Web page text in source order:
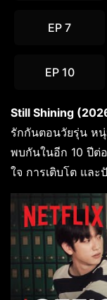
EP 7
EP 10
Still Shining
รักกันตอนวัยรุ่น ห
พบกันในอีก 10 ปีต่
ใจ การเติบโต แล